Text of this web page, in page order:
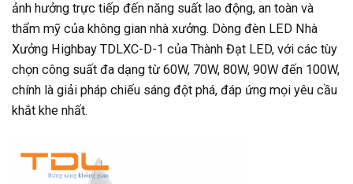
ảnh hưởng trực tiếp đến năng suất lao động, an toàn và
thẩm mỹ của không gian nhà xưởng. Dòng đèn LED Nhà
Xưởng Highbay TDLXC-D-1 của Thành Đạt LED, với các tùy
chọn công suất đa dạng từ 60W, 70W, 80W, 90W đến 100W,
chính là giải pháp chiếu sáng đột phá, đáp ứng mọi yêu cầu
khắt khe nhất.